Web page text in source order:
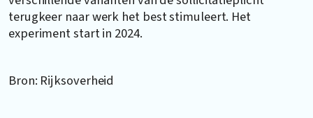
terugkeer naar werk het best stimuleert. Het
experiment start in 2024.
Bron: Rijksoverheid